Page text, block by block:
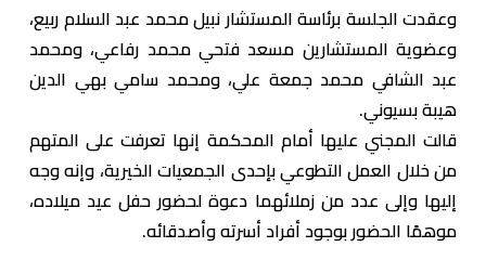
وعقدت الجلسة برئاسة المستشار نبيل محمد عبد السلام ربيع،
وعضوية المستشارين مسعد فتحي محمد رفاعي، ومحمد
عبد الشافي محمد جمعة علي، ومحمد سامي بهي الدين
هيبة بسيوني.
قالت المجني عليها أمام المحكمة إنها تعرفت على المتهم
من خلال العمل التطوعي بإحدى الجمعيات الخيرية، وإنه وجه
إليها وإلى عدد من زملائهما دعوة لحضور حفل عيد ميلاده،
موهمًا الحضور بوجود أفراد أسرته وأصدقائه.